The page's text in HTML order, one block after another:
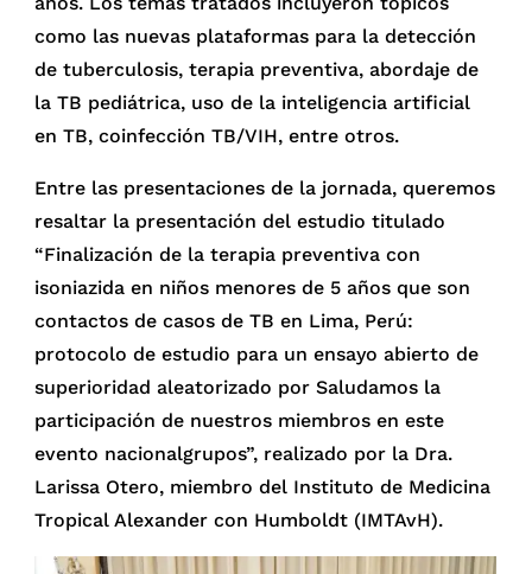
como las nuevas plataformas para la detección
de tuberculosis, terapia preventiva, abordaje de
la TB pediátrica, uso de la inteligencia artificial
en TB, coinfección TB/VIH, entre otros.
Entre las presentaciones de la jornada, queremos
resaltar la presentación del estudio titulado
“Finalización de la terapia preventiva con
isoniazida en niños menores de 5 años que son
contactos de casos de TB en Lima, Perú:
protocolo de estudio para un ensayo abierto de
superioridad aleatorizado por Saludamos la
participación de nuestros miembros en este
evento nacionalgrupos”, realizado por la Dra.
Larissa Otero, miembro del Instituto de Medicina
Tropical Alexander con Humboldt (IMTAvH).